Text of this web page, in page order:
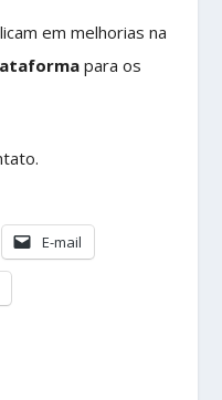
em melhorias na
para os
E-mail